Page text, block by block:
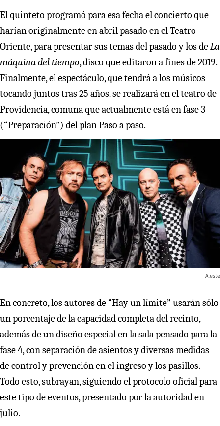
El quinteto programó para esa fecha el concierto que
harían originalmente en abril pasado en el Teatro
Oriente, para presentar sus temas del pasado y los deLa
máquina del tiempo, disco que editaron a fines de 2019.
Finalmente, el espectáculo, que tendrá a los músicos
tocando juntos tras 25 años, se realizará en el teatro de
Providencia, comuna que actualmente está en fase 3
(“Preparación”) del plan Paso a paso.
Aleste
En concreto, los autores de “Hay un límite” usarán sólo
un porcentaje de la capacidad completa del recinto,
además de un diseño especial en la sala pensado para la
fase 4, con separación de asientos y diversas medidas
de control y prevención en el ingreso y los pasillos.
Todo esto, subrayan, siguiendo el protocolo oficial para
este tipo de eventos, presentado por la autoridad en
julio.